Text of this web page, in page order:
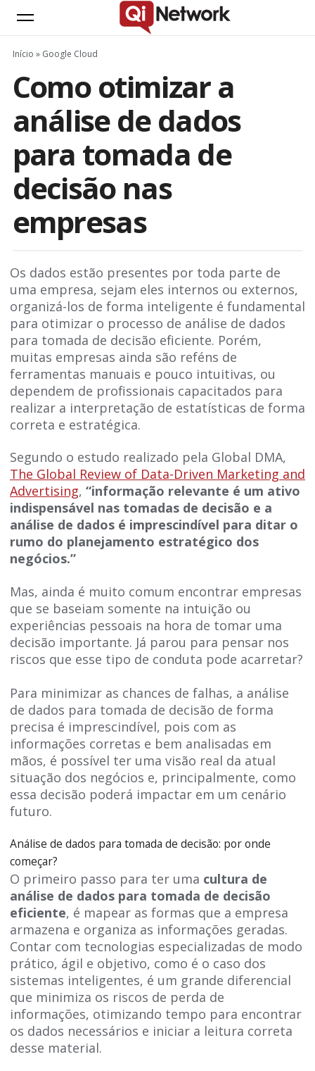
Início » Google Cloud
Como otimizar a
análise de dados
para tomada de
decisão nas
empresas
Os dados estão presentes por toda parte de
uma empresa, sejam eles internos ou externos,
organizá-los de forma inteligente é fundamental
para otimizar o processo de análise de dados
para tomada de decisão eficiente. Porém,
muitas empresas ainda são reféns de
ferramentas manuais e pouco intuitivas, ou
dependem de profissionais capacitados para
realizar a interpretação de estatísticas de forma
correta e estratégica.
Segundo o estudo realizado pela Global DMA,
The Global Review of Data-Driven Marketing and
Advertising, “informação relevante é um ativo
indispensável nas tomadas de decisão e a
análise de dados é imprescindível para ditar o
rumo do planejamento estratégico dos
negócios.”
Mas, ainda é muito comum encontrar empresas
que se baseiam somente na intuição ou
experiências pessoais na hora de tomar uma
decisão importante. Já parou para pensar nos
riscos que esse tipo de conduta pode acarretar?
Para minimizar as chances de falhas, a análise
de dados para tomada de decisão de forma
precisa é imprescindível, pois com as
informações corretas e bem analisadas em
mãos, é possível ter uma visão real da atual
situação dos negócios e, principalmente, como
essa decisão poderá impactar em um cenário
futuro.
Análise de dados para tomada de decisão: por onde
começar?
O primeiro passo para ter uma cultura de
análise de dados para tomada de decisão
eficiente, é mapear as formas que a empresa
armazena e organiza as informações geradas.
Contar com tecnologias especializadas de modo
prático, ágil e objetivo, como é o caso dos
sistemas inteligentes, é um grande diferencial
que minimiza os riscos de perda de
informações, otimizando tempo para encontrar
os dados necessários e iniciar a leitura correta
desse material.